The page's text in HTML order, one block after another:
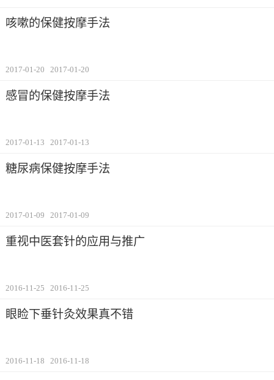
咳嗽的保健按摩手法
2017-01-20 2017-01-20
感冒的保健按摩手法
2017-01-13 2017-01-13
糖尿病保健按摩手法
2017-01-09 2017-01-09
重视中医套针的应用与推广
2016-11-25 2016-11-25
眼睑下垂针灸效果真不错
2016-11-18 2016-11-18